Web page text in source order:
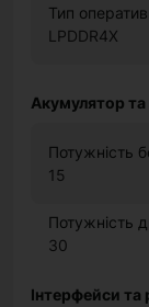
Тип
LPDDR4X
Акумулятор та
Потужність
15
Потужність
30
Інтерфейси та